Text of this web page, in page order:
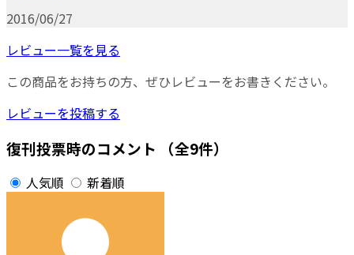
2016/06/27
レビュー一覧を見る
この商品をお持ちの方、ぜひレビューをお書きください。
レビューを投稿する
復刊投票時のコメント （全9件）
人気順 新着順